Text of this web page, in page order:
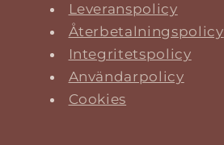
Leveranspolicy
Återbetalningspolicy
Integritetspolicy
Användarpolicy
Cookies